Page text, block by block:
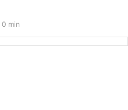
0 min